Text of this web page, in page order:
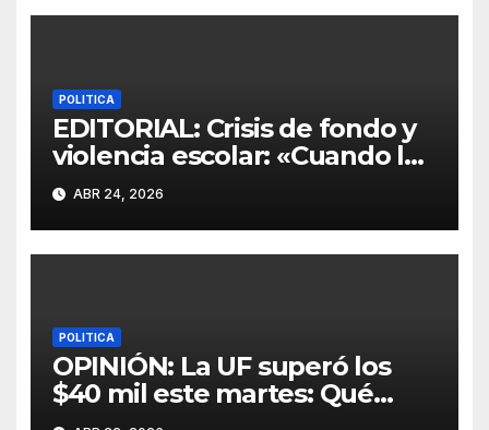
POLITICA
EDITORIAL: Crisis de fondo y
violencia escolar: «Cuando los
adultos abandonan su
puesto»
ABR 24, 2026
POLITICA
OPINIÓN: La UF superó los
$40 mil este martes: Qué
cuentas subirán y cómo